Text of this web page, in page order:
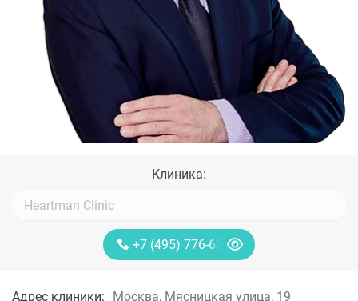
Клиника:
+7 (495) 776-63-11
Адрес клиники: Москва, Мясницкая улица, 19